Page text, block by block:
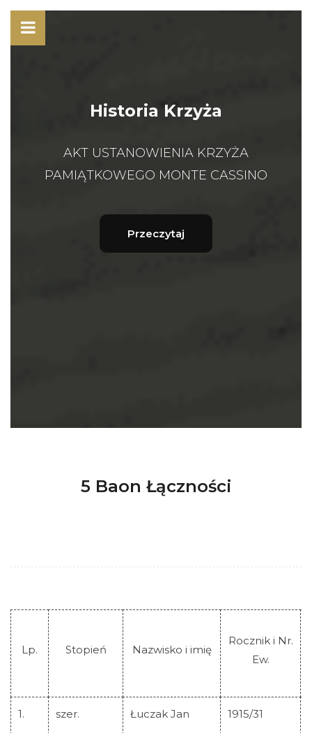
Historia Krzyża
AKT USTANOWIENIA KRZYŻA
PAMIĄTKOWEGO MONTE CASSINO
Przeczytaj
5 Baon Łączności
Lp. Stopień Nazwisko i imię
Rocznik i Nr.
Ew.
1. szer. Łuczak Jan 1915/31